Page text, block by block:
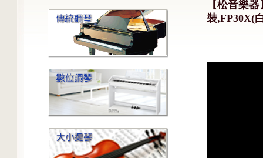
【松音樂
裝,FP30X(